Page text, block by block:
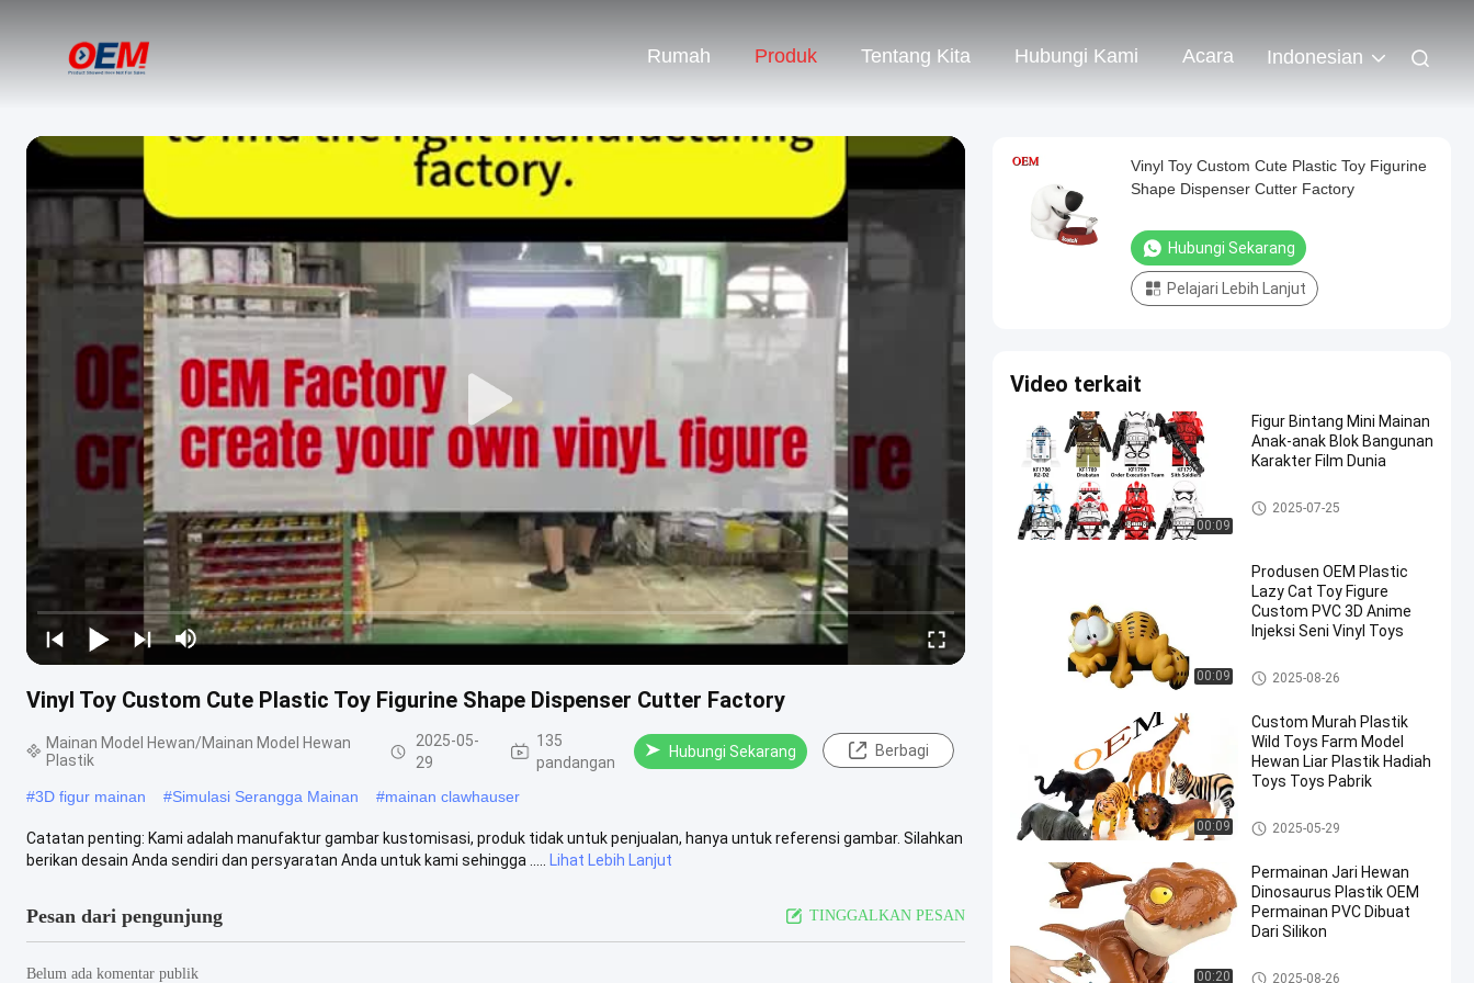
Rumah Produk Tentang Kita Hubungi Kami Acara Indonesian
Vinyl Toy Custom Cute Plastic Toy Figurine Shape Dispenser Cutter Factory
Mainan Model Hewan/Mainan Model Hewan
Plastik
2025-05-
29
135
pandangan
Hubungi Sekarang Berbagi
#3D figur mainan #Simulasi Serangga Mainan #mainan clawhauser
Catatan penting: Kami adalah manufaktur gambar kustomisasi, produk tidak untuk penjualan, hanya untuk referensi gambar. Silahkan
berikan desain Anda sendiri dan persyaratan Anda untuk kami sehingga .....
Lihat Lebih Lanjut
Pesan dari pengunjung TINGGALKAN PESAN
Belum ada komentar publik
Vinyl Toy Custom Cute Plastic Toy Figurine
Shape Dispenser Cutter Factory
Hubungi Sekarang
Pelajari Lebih Lanjut
Video terkait
00:09
Figur Bintang Mini Mainan
Anak-anak Blok Bangunan
Karakter Film Dunia
Mainan Plastik Custom/Main
an PVC
2025-07-25
00:09
Produsen OEM Plastic
Lazy Cat Toy Figure
Custom PVC 3D Anime
Injeksi Seni Vinyl Toys
Mainan Model Hewan/Mainan
Model Hewan Plastik
2025-08-26
00:09
Custom Murah Plastik
Wild Toys Farm Model
Hewan Liar Plastik Hadiah
Toys Toys Pabrik
Mainan Model Hewan/Mainan
Model Hewan Plastik
2025-05-29
00:20
Permainan Jari Hewan
Dinosaurus Plastik OEM
Permainan PVC Dibuat
Dari Silikon
Mainan Model Hewan/Mainan
2025-08-26